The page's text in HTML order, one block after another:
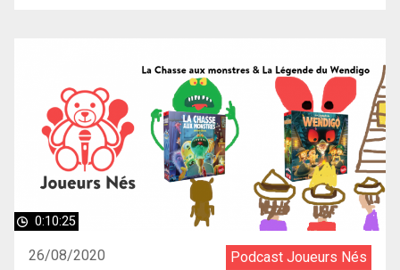
0:10:25
26/08/2020 Podcast Joueurs Nés